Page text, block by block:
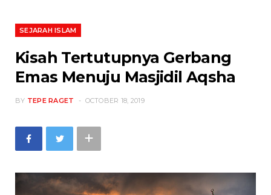
SEJARAH ISLAM
Kisah Tertutupnya Gerbang
Emas Menuju Masjidil Aqsha
BY TEPE RAGET OCTOBER 18, 2019